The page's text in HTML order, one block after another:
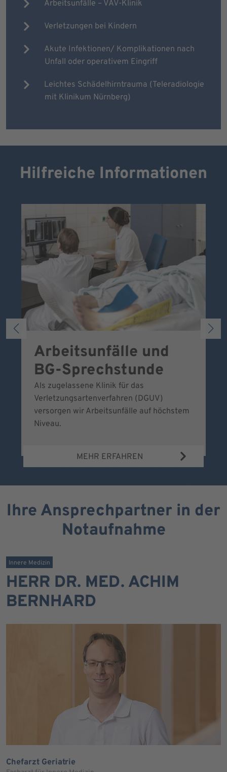
Arbeitsunfälle – VAV-Klinik
Verletzungen bei Kindern
Akute Infektionen/ Komplikationen nach
Unfall oder operativem Eingriff
Leichtes Schädelhirntrauma (Teleradiologie
mit Klinikum Nürnberg)
Hilfreiche Informationen
Arbeitsunfälle und
BG-Sprechstunde
Als zugelassene Klinik für das
Verletzungsartenverfahren (DGUV)
versorgen wir Arbeitsunfälle auf höchstem
Niveau.
MEHR ERFAHREN
Ihre Ansprechpartner in der
Notaufnahme
Innere Medizin
HERR DR. MED. ACHIM
BERNHARD
Chefarzt Geriatrie